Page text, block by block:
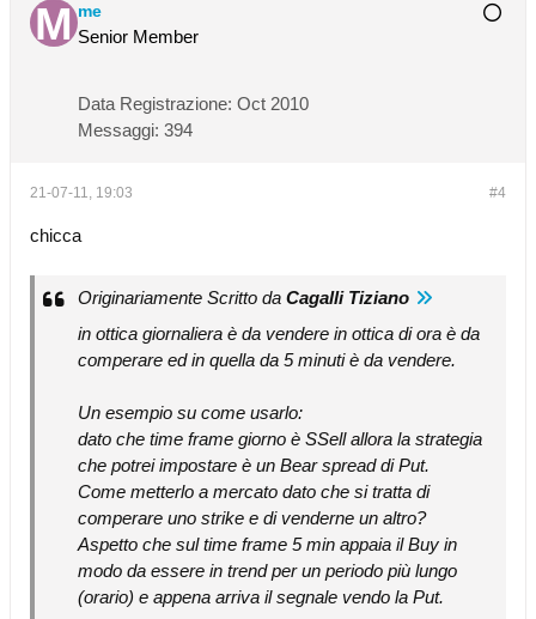
me
Senior Member
Data Registrazione: Oct 2010
Messaggi: 394
#4
21-07-11, 19:03
chicca
Originariamente Scritto da Cagalli Tiziano
in ottica giornaliera è da vendere in ottica di ora è da
comperare ed in quella da 5 minuti è da vendere.
Un esempio su come usarlo:
dato che time frame giorno è SSell allora la strategia
che potrei impostare è un Bear spread di Put.
Come metterlo a mercato dato che si tratta di
comperare uno strike e di venderne un altro?
Aspetto che sul time frame 5 min appaia il Buy in
modo da essere in trend per un periodo più lungo
(orario) e appena arriva il segnale vendo la Put.